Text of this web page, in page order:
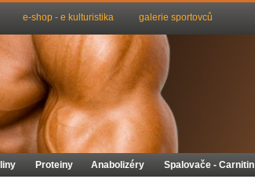
e-shop - e kulturistika galerie sportovců
Proteiny Anabolizéry Spalovače - Carnitin